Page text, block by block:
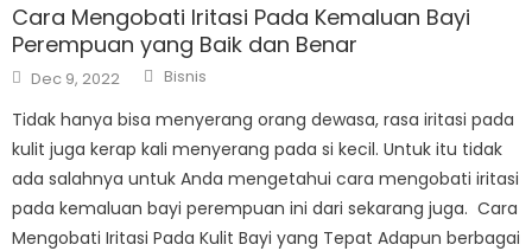
Cara Mengobati Iritasi Pada Kemaluan Bayi
Perempuan yang Baik dan Benar
Posted
on
Dec 9, 2022 Author
Bisnis
Tidak hanya bisa menyerang orang dewasa, rasa iritasi pada
kulit juga kerap kali menyerang pada si kecil. Untuk itu tidak
ada salahnya untuk Anda mengetahui cara mengobati iritasi
pada kemaluan bayi perempuan ini dari sekarang juga. Cara
Mengobati Iritasi Pada Kulit Bayi yang Tepat Adapun berbagai